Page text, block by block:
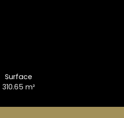
Surface
310.65 m²